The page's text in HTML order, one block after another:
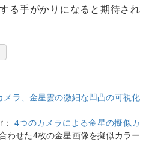
る手がかりになると期待され
メラ、金星雲の微細な凹凸の可視化
：4つのカメラによる金星の擬似カ
わせた4枚の金星画像を擬似カラー